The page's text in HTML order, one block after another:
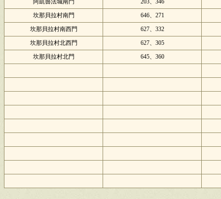
阿凱魯法城南門
203、346
坎那貝拉村南門
646、271
坎那貝拉村南西門
627、332
坎那貝拉村北西門
627、305
坎那貝拉村北門
645、360